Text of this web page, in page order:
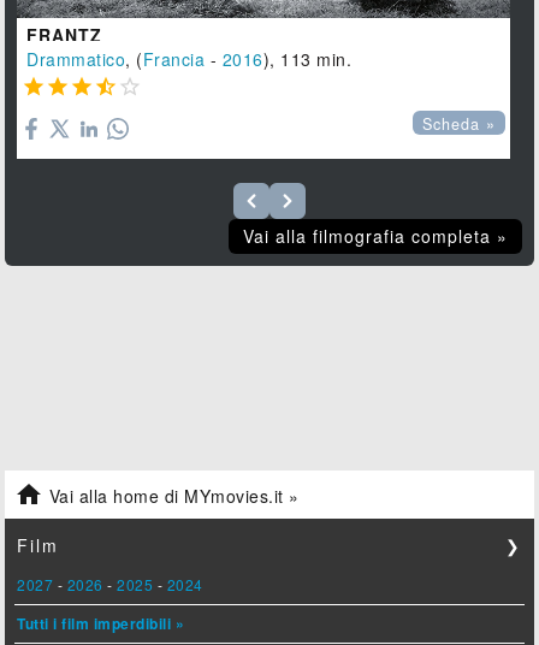
FRANTZ
Drammatico, (Francia - 2016), 113 min.
    
Scheda »
Vai alla filmografia completa »
 Vai alla home di MYmovies.it »
Film ❯
2027 - 2026 -2025 - 2024
Tutti i film imperdibili »